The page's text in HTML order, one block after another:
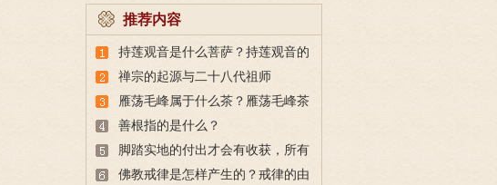
推荐内容
持莲观音是什么菩萨？持莲观音的
故事
禅宗的起源与二十八代祖师
雁荡毛峰属于什么茶？雁荡毛峰茶
的特点与由来
善根指的是什么？
脚踏实地的付出才会有收获，所有
的付出都不会白费
佛教戒律是怎样产生的？戒律的由